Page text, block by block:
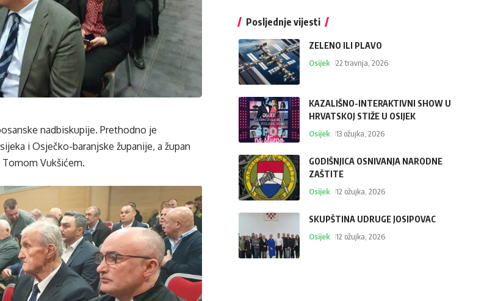
nadbiskupije. Prethodno je
i Osječko-baranjske županije, a župan
Vukšićem.
Posljednje vijesti
ZELENO ILI PLAVO
Osijek 22 travnja, 2026
KAZALIŠNO-INTERAKTIVNI SHOW U
HRVATSKOJ STIŽE U OSIJEK
Osijek 13 ožujka, 2026
GODIŠNJICA OSNIVANJA NARODNE
ZAŠTITE
Osijek 12 ožujka, 2026
SKUPŠTINA UDRUGE JOSIPOVAC
Osijek 12 ožujka, 2026